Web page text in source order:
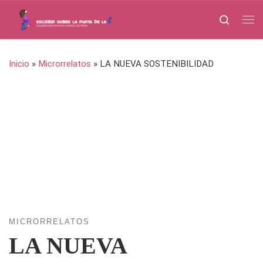
Saltar al contenido
Search
Inicio » Microrrelatos » LA NUEVA SOSTENIBILIDAD
MICRORRELATOS
LA NUEVA